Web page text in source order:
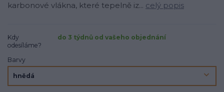
karbonové vlákna, které tepelně iz... celý popis
Kdy
odesíláme?
do 3 týdnů od vašeho objednání
Barvy